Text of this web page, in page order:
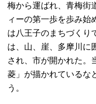
梅から運ばれ、青梅街
ィーの第一歩を歩み始
は八王子のまちづくり
は、山、崖、多摩川に
され、市が開かれた。
菱」が描かれているな
う。